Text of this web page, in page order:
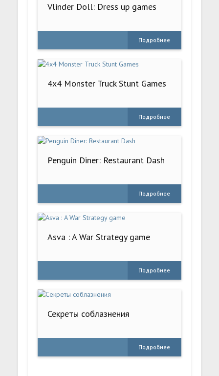
Vlinder Doll: Dress up games
Подробнее
4x4 Monster Truck Stunt Games
Подробнее
Penguin Diner: Restaurant Dash
Подробнее
Asva : A War Strategy game
Подробнее
Секреты соблазнения
Подробнее